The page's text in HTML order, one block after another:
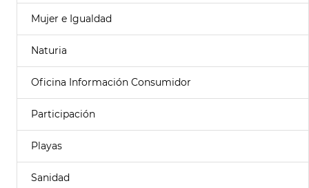
Mujer e Igualdad
Naturia
Oficina Información Consumidor
Participación
Playas
Sanidad